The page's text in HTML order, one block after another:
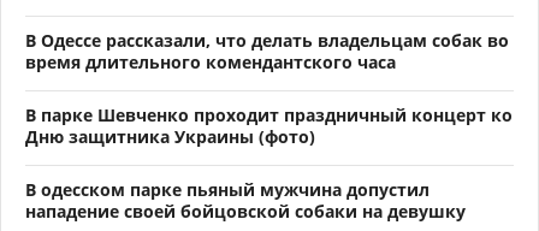
В Одессе рассказали, что делать владельцам собак во
время длительного комендантского часа
В парке Шевченко проходит праздничный концерт ко
Дню защитника Украины (фото)
В одесском парке пьяный мужчина допустил
нападение своей бойцовской собаки на девушку